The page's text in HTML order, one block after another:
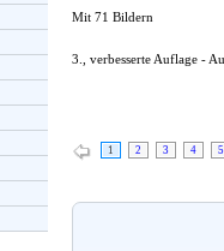
Mit 71 Bildern
3., verbesserte Auflage -
1 2 3 4 5